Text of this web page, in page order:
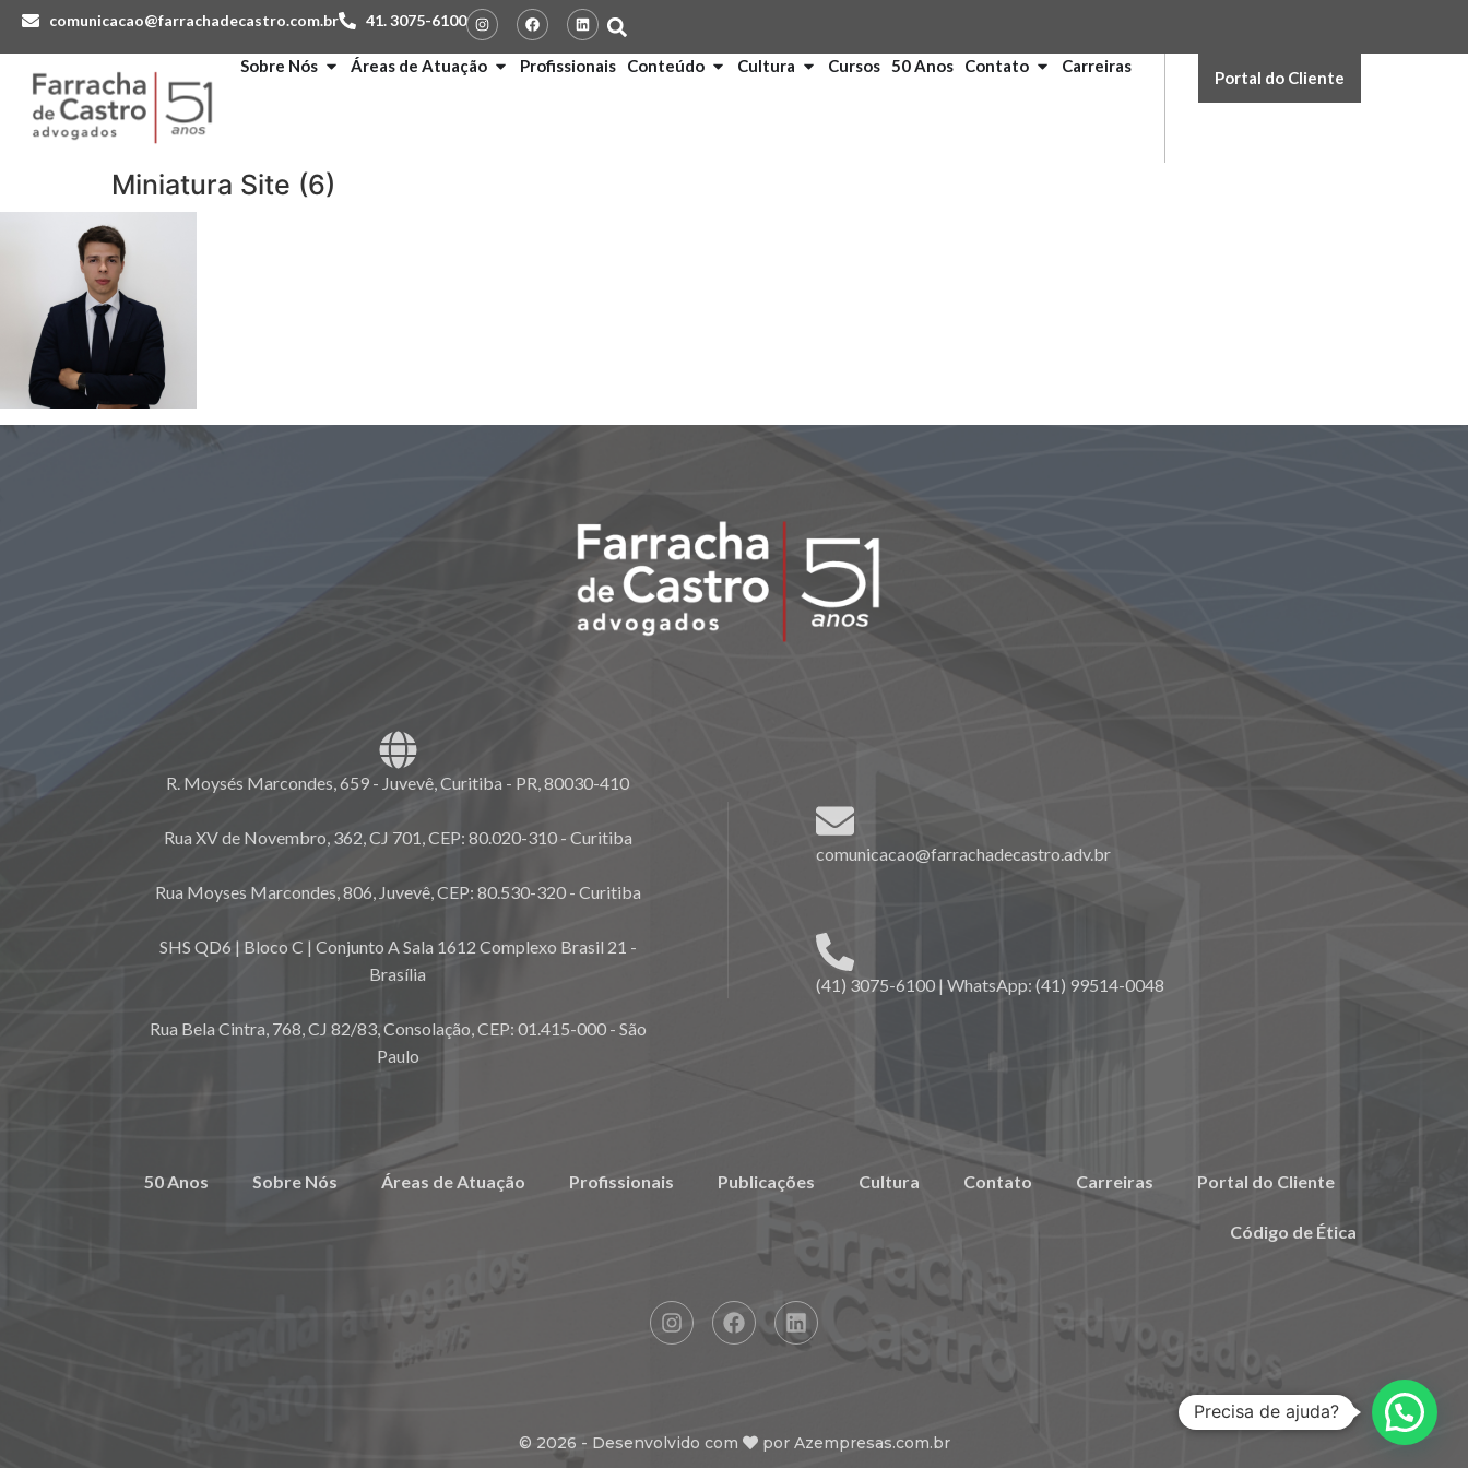
comunicacao@farrachadecastro.com.br 41. 3075-6100
Sobre Nós Áreas de Atuação Profissionais Conteúdo Cultura Cursos 50 Anos Contato Carreiras
Portal do Cliente
Miniatura Site (6)
R. Moysés Marcondes, 659 - Juvevê, Curitiba - PR, 80030-410
Rua XV de Novembro, 362, CJ 701, CEP: 80.020-310 - Curitiba
Rua Moyses Marcondes, 806, Juvevê, CEP: 80.530-320 - Curitiba
SHS QD6 | Bloco C | Conjunto A Sala 1612 Complexo Brasil 21 -
Brasília
Rua Bela Cintra, 768, CJ 82/83, Consolação, CEP: 01.415-000 - São
Paulo
comunicacao@farrachadecastro.adv.br
(41) 3075-6100 | WhatsApp: (41) 99514-0048
50 Anos Sobre Nós Áreas de Atuação Profissionais Publicações Cultura Contato Carreiras Portal do Cliente
Código de Ética
© 2026 - Desenvolvido com por Azempresas.com.br
Precisa de ajuda?